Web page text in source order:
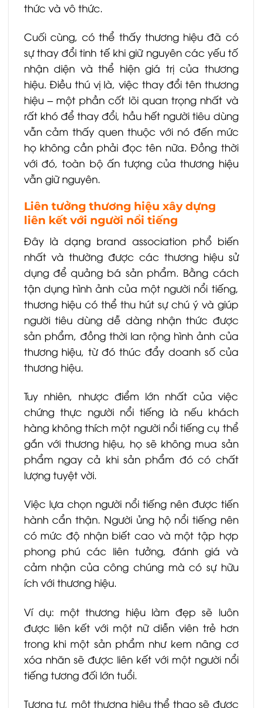
thức và vô thức.
Cuối cùng, có thể thấy thương hiệu đã có
sự thay đổi tinh tế khi giữ nguyên các yếu tố
nhận diện và thể hiện giá trị của thương
hiệu. Điều thú vị là, việc thay đổi tên thương
hiệu – một phần cốt lõi quan trọng nhất và
rất khó để thay đổi, hầu hết người tiêu dùng
vẫn cảm thấy quen thuộc với nó đến mức
họ không cần phải đọc tên nữa. Đồng thời
với đó, toàn bộ ấn tượng của thương hiệu
vẫn giữ nguyên.
Liên tưởng thương hiệu xây dựng
liên kết với người nổi tiếng
Đây là dạng brand association phổ biến
nhất và thường được các thương hiệu sử
dụng để quảng bá sản phẩm. Bằng cách
tận dụng hình ảnh của một người nổi tiếng,
thương hiệu có thể thu hút sự chú ý và giúp
người tiêu dùng dễ dàng nhận thức được
sản phẩm, đồng thời lan rộng hình ảnh của
thương hiệu, từ đó thúc đẩy doanh số của
thương hiệu.
Tuy nhiên, nhược điểm lớn nhất của việc
chứng thực người nổi tiếng là nếu khách
hàng không thích một người nổi tiếng cụ thể
gắn với thương hiệu, họ sẽ không mua sản
phẩm ngay cả khi sản phẩm đó có chất
lượng tuyệt vời.
Việc lựa chọn người nổi tiếng nên được tiến
hành cẩn thận. Người ủng hộ nổi tiếng nên
có mức độ nhận biết cao và một tập hợp
phong phú các liên tưởng, đánh giá và
cảm nhận của công chúng mà có sự hữu
ích với thương hiệu.
Ví dụ: một thương hiệu làm đẹp sẽ luôn
được liên kết với một nữ diễn viên trẻ hơn
trong khi một sản phẩm như kem nâng cơ
xóa nhăn sẽ được liên kết với một người nổi
tiếng tương đối lớn tuổi.
Tương tự, một thương hiệu thể thao sẽ được